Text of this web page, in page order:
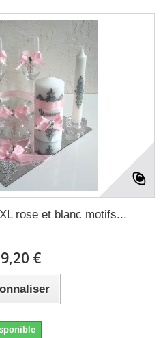
rose et blanc motifs...
€